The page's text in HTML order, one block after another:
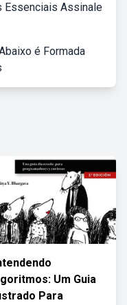
Essenciais Assinale
é Formada
Um Guia
Para